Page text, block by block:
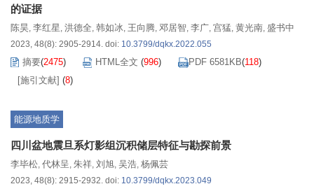
的证据
陈昊, 李红星, 洪德全, 韩如冰, 王向腾, 邓居智, 李广, 宫猛, 黄光南, 盛书中
2023, 48(8): 2905-2914. doi: 10.3799/dqkx.2022.055
摘要(2475) HTML全文 (996) PDF 6581KB(118)
[施引文献] (8)
能源地质学
四川盆地震旦系灯影组沉积储层特征与勘探前景
李毕松, 代林呈, 朱祥, 刘旭, 吴浩, 杨佩芸
2023, 48(8): 2915-2932. doi: 10.3799/dqkx.2023.049